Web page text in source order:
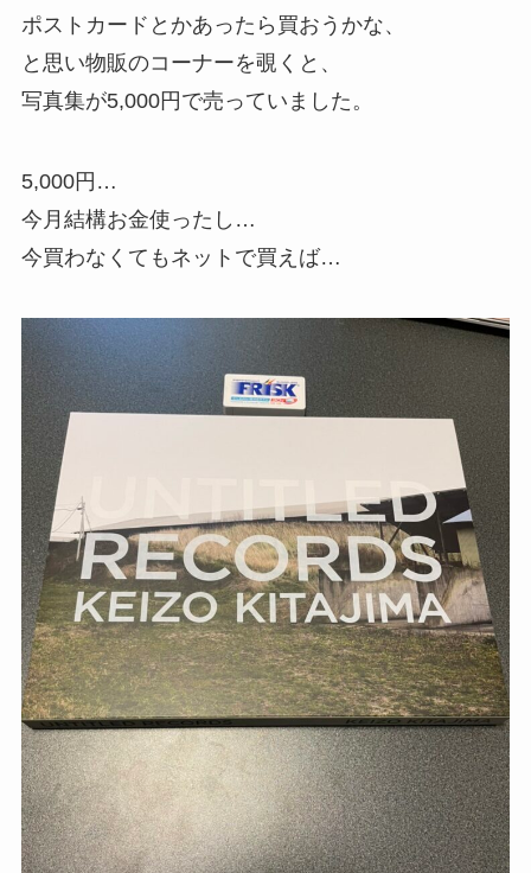
ポストカードとかあったら買おうかな、
と思い物販のコーナーを覗くと、
写真集が5,000円で売っていました。
5,000円…
今月結構お金使ったし…
今買わなくてもネットで買えば…